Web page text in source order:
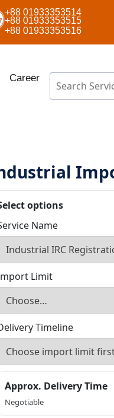
+88 01933353514
+88 01933353515
+88 01933353516
Career
options
Name
Limit
Timeline
Approx. Delivery Time
Negotiable